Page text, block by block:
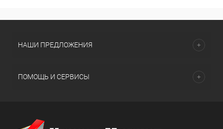
НАШИ ПРЕДЛОЖЕНИЯ
ПОМОЩЬ И СЕРВИСЫ